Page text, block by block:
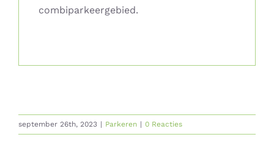
combiparkeergebied.
september 26th, 2023 | Parkeren | 0 Reacties